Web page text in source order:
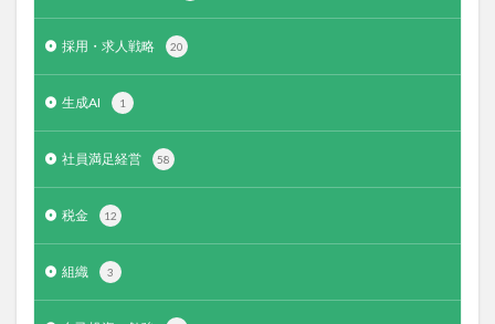
採用・求人戦略 20
生成AI 1
社員満足経営 58
税金 12
組織 3